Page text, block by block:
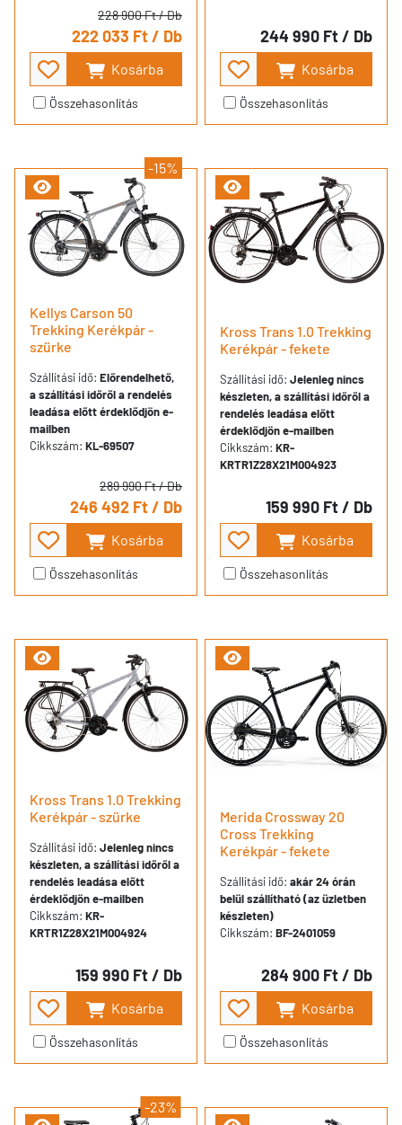
228 900 Ft/ Db
222 033 Ft/ Db
Kosárba
Összehasonlítás
244 990 Ft/ Db
Kosárba
Összehasonlítás
-15%
Kellys Carson 50
Trekking Kerékpár -
szürke
Szállítási idő: Előrendelhető,
a szállítási időről a rendelés
leadása előtt érdeklődjön e-
mailben
Cikkszám: KL-69507
289 990 Ft/ Db
246 492 Ft/ Db
Kosárba
Összehasonlítás
Kross Trans 1.0 Trekking
Kerékpár - fekete
Szállítási idő: Jelenleg nincs
készleten, a szállítási időről a
rendelés leadása előtt
érdeklődjön e-mailben
Cikkszám: KR-
KRTR1Z28X21M004923
159 990 Ft/ Db
Kosárba
Összehasonlítás
Kross Trans 1.0 Trekking
Kerékpár - szürke
Szállítási idő: Jelenleg nincs
készleten, a szállítási időről a
rendelés leadása előtt
érdeklődjön e-mailben
Cikkszám: KR-
KRTR1Z28X21M004924
159 990 Ft/ Db
Kosárba
Összehasonlítás
Merida Crossway 20
Cross Trekking
Kerékpár - fekete
Szállítási idő: akár 24 órán
belül szállítható (az üzletben
készleten)
Cikkszám: BF-2401059
284 900 Ft/ Db
Kosárba
Összehasonlítás
-23%